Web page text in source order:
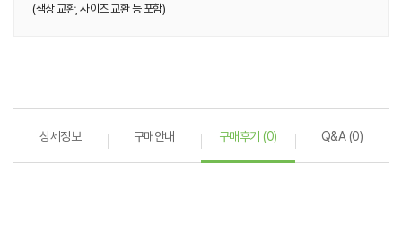
(색상 교환, 사이즈 교환 등 포함)
상세정보 구매안내 구매후기 (0) Q&A (0)